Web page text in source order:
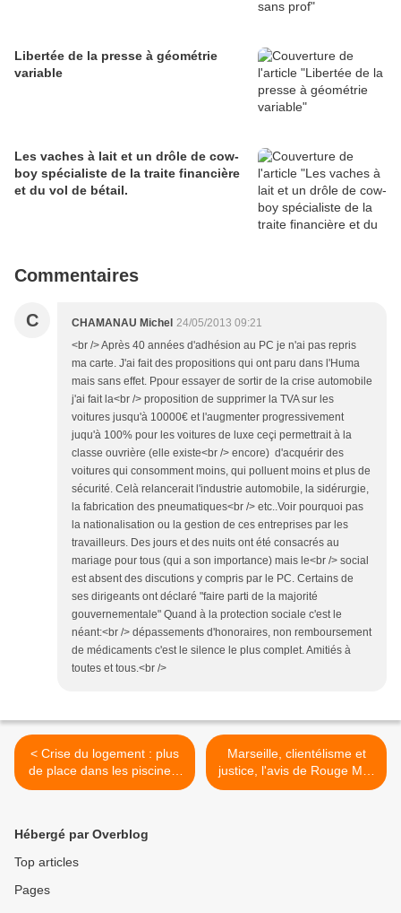
Libertée de la presse à géométrie
variable
Les vaches à lait et un drôle de cow-
boy spécialiste de la traite financière
et du vol de bétail.
Commentaires
C CHAMANAU Michel 24/05/2013 09:21
<br /> Après 40 années d'adhésion au PC je n'ai pas repris
ma carte. J'ai fait des propositions qui ont paru dans l'Huma
mais sans effet. Ppour essayer de sortir de la crise automobile
j'ai fait la<br /> proposition de supprimer la TVA sur les
voitures jusqu'à 10000€ et l'augmenter progressivement
juqu'à 100% pour les voitures de luxe ceçi permettrait à la
classe ouvrière (elle existe<br /> encore) d'acquérir des
voitures qui consomment moins, qui polluent moins et plus de
sécurité. Celà relancerait l'industrie automobile, la sidérurgie,
la fabrication des pneumatiques<br /> etc..Voir pourquoi pas
la nationalisation ou la gestion de ces entreprises par les
travailleurs. Des jours et des nuits ont été consacrés au
mariage pour tous (qui a son importance) mais le<br /> social
est absent des discutions y compris par le PC. Certains de
ses dirigeants ont déclaré "faire parti de la majorité
gouvernementale" Quand à la protection sociale c'est le
néant:<br /> dépassements d'honoraires, non remboursement
de médicaments c'est le silence le plus complet. Amitiés à
toutes et tous.<br />
< Crise du logement : plus
de place dans les piscines.
Refuge dans les églises
Marseille, clientélisme et
justice, l'avis de Rouge Midi
>
Hébergé par Overblog
Top articles
Pages